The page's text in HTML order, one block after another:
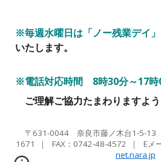
※毎週水曜日は「ノー残業デイ」
いたします。
※電話対応時間 8時30分～17時
ご理解ご協力たまわりますよ
〒631-0044 奈良市藤ノ木台1-5-13
1671
｜ FAX： 0742-48-4572 ｜ Eメ
net.nara.jp